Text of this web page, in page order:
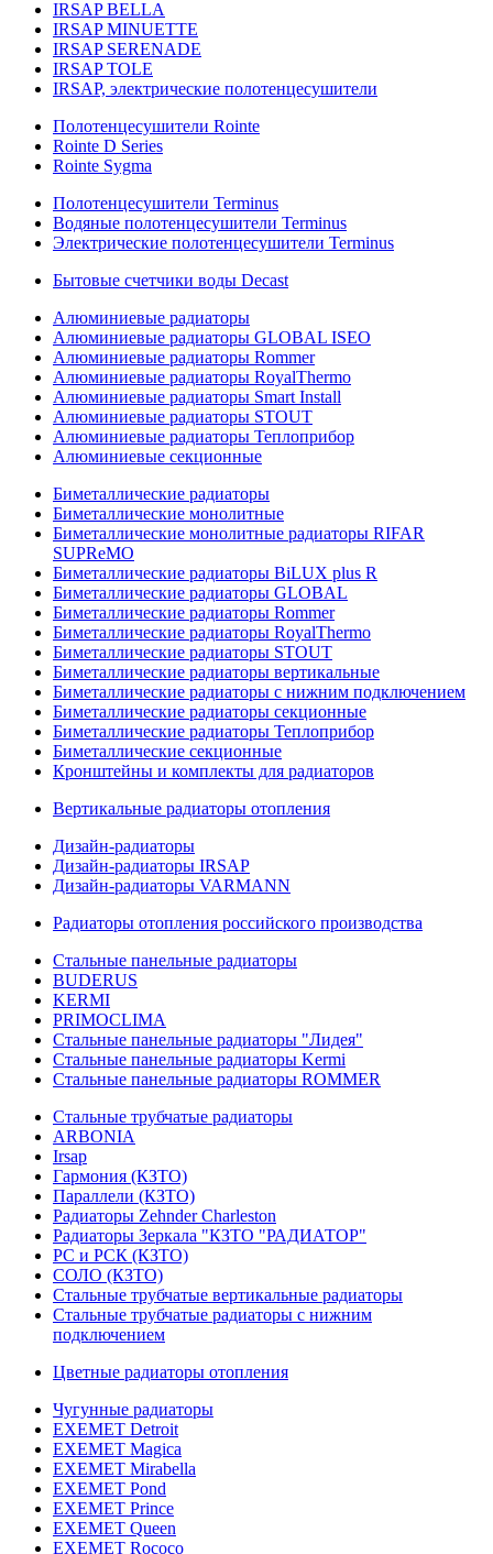
IRSAP BELLA
IRSAP MINUETTE
IRSAP SERENADE
IRSAP TOLE
IRSAP, электрические полотенцесушители
Полотенцесушители Rointe
Rointe D Series
Rointe Sygma
Полотенцесушители Terminus
Водяные полотенцесушители Terminus
Электрические полотенцесушители Terminus
Бытовые счетчики воды Decast
Алюминиевые радиаторы
Алюминиевые радиаторы GLOBAL ISEO
Алюминиевые радиаторы Rommer
Алюминиевые радиаторы RoyalThermo
Алюминиевые радиаторы Smart Install
Алюминиевые радиаторы STOUT
Алюминиевые радиаторы Теплоприбор
Алюминиевые секционные
Биметаллические радиаторы
Биметаллические монолитные
Биметаллические монолитные радиаторы RIFAR
SUPReMO
Биметаллические радиаторы BiLUX plus R
Биметаллические радиаторы GLOBAL
Биметаллические радиаторы Rommer
Биметаллические радиаторы RoyalThermo
Биметаллические радиаторы STOUT
Биметаллические радиаторы вертикальные
Биметаллические радиаторы с нижним подключением
Биметаллические радиаторы секционные
Биметаллические радиаторы Теплоприбор
Биметаллические секционные
Кронштейны и комплекты для радиаторов
Вертикальные радиаторы отопления
Дизайн-радиаторы
Дизайн-радиаторы IRSAP
Дизайн-радиаторы VARMANN
Радиаторы отопления российского производства
Стальные панельные радиаторы
BUDERUS
KERMI
PRIMOCLIMA
Стальные панельные радиаторы "Лидея"
Стальные панельные радиаторы Kermi
Стальные панельные радиаторы ROMMER
Стальные трубчатые радиаторы
ARBONIA
Irsap
Гармония (КЗТО)
Параллели (КЗТО)
Радиаторы Zehnder Charleston
Радиаторы Зеркала "КЗТО "РАДИАТОР"
РС и РСК (КЗТО)
СОЛО (КЗТО)
Стальные трубчатые вертикальные радиаторы
Стальные трубчатые радиаторы с нижним
подключением
Цветные радиаторы отопления
Чугунные радиаторы
EXEMET Detroit
EXEMET Magica
EXEMET Mirabella
EXEMET Pond
EXEMET Prince
EXEMET Queen
EXEMET Rococo